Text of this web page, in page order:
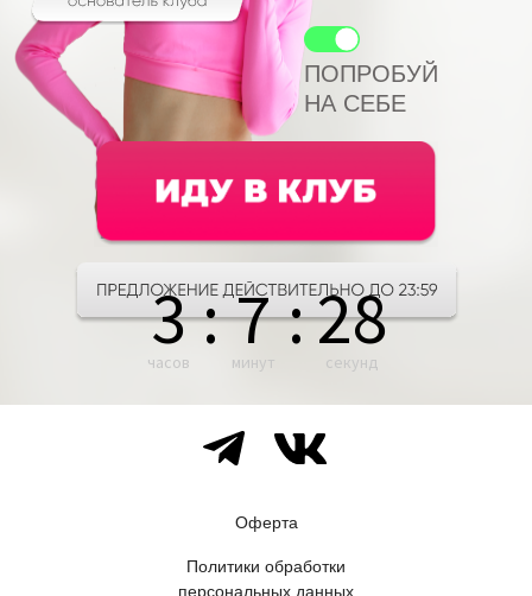
ПОПРОБУЙ
НА СЕБЕ
3
часов :7
минут :27
секунд
Политики обработки
персональных данных
Оферта